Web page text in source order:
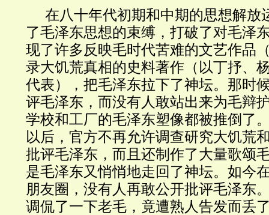
在八十年代初期和中期的思想解放
了毛泽东思想的束缚，打破了对毛泽
现了许多反映毛时代苦难的文艺作品
录大饥荒真相的史料著作（以丁抒、
代表），把毛泽东拉下了神坛。那时
评毛泽东，而没有人敢站出来为毛辩
学校和工厂的毛泽东塑像都被推倒了
以后，官方不再允许调查研究大饥荒
批评毛泽东，而且还制作了大量歌颂
是毛泽东又悄悄地走回了神坛。如今
朋友圈，没有人再敢公开批评毛泽东
调侃了一下老毛，竟遭熟人告发而丢